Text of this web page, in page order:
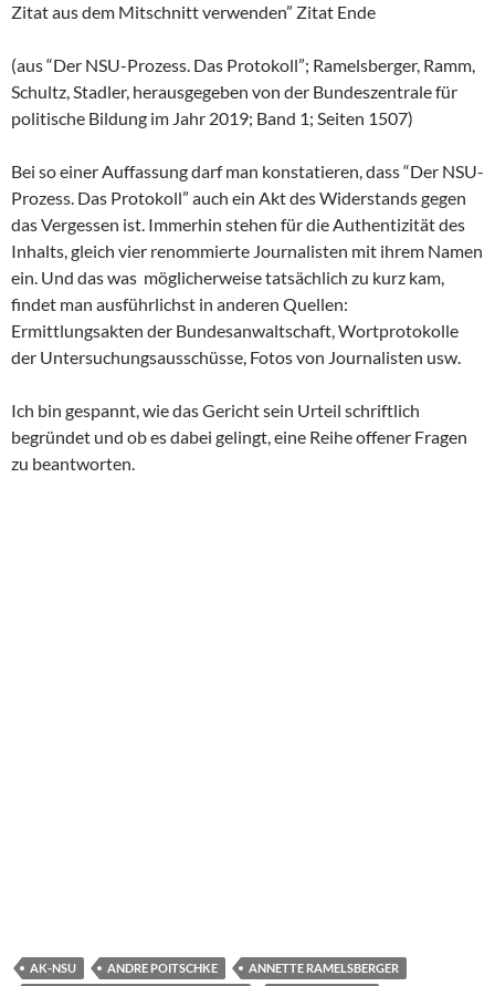
Zitat aus dem Mitschnitt verwenden” Zitat Ende
(aus “Der NSU-Prozess. Das Protokoll”; Ramelsberger, Ramm,
Schultz, Stadler, herausgegeben von der Bundeszentrale für
politische Bildung im Jahr 2019; Band 1; Seiten 1507)
Bei so einer Auffassung darf man konstatieren, dass “Der NSU-
Prozess. Das Protokoll” auch ein Akt des Widerstands gegen
das Vergessen ist. Immerhin stehen für die Authentizität des
Inhalts, gleich vier renommierte Journalisten mit ihrem Namen
ein. Und das was möglicherweise tatsächlich zu kurz kam,
findet man ausführlichst in anderen Quellen:
Ermittlungsakten der Bundesanwaltschaft, Wortprotokolle
der Untersuchungsausschüsse, Fotos von Journalisten usw.
Ich bin gespannt, wie das Gericht sein Urteil schriftlich
begründet und ob es dabei gelingt, eine Reihe offener Fragen
zu beantworten.
AK-NSU ANDRE POITSCHKE
ANNETTE RAMELSBERGER